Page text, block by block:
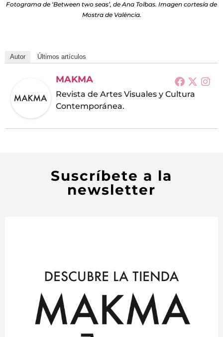
Fotograma de ‘Between two seas’, de Ana Tolbas. Imagen cortesía de
Mostra de València.
Autor Últimos artículos
MAKMA
Revista de Artes Visuales y Cultura
Contemporánea.
Suscríbete a la
newsletter